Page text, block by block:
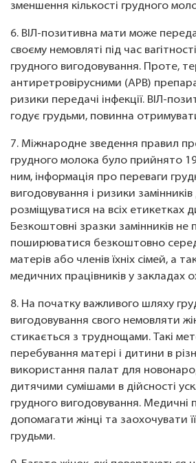
зменшення кількості грудного
6. ВІЛ-позитивна мати може
своєму немовляті під час
грудного вигодовування. Проте,
антиретровірусними (АРВ)
ризики передачі інфекції. ВІЛ-
годує грудьми, повинна
7. Міжнародне зведення правил
грудного молока було прийнято
ним, інформація про переваги
вигодовування і ризики
розміщуватися на всіх етикетках
Безкоштовні зразки замінників не
поширюватися безкоштовно серед
матерів або членів їхніх сімей, а
медичних працівників у закладах
8. На початку важливого шляху
вигодовування свого немовляти
стикається з труднощами. Такі
перебування матері і дитини в
використання палат для
дитячими сумішами в дійсності
грудного вигодовування. Медичні
допомагати жінці та заохочувати
грудьми.